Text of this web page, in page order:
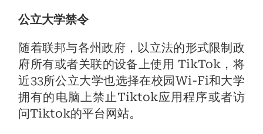
公立大学禁令
随着联邦与各州政府，以立法的形式限制政
府所有或者关联的设备上使用 TikTok，将
近33所公立大学也选择在校园Wi-Fi和大学
拥有的电脑上禁止Tiktok应用程序或者访
问Tiktok的平台网站。